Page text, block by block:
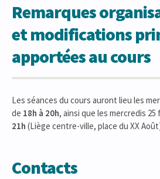
Remarques
et modifications
apportées au cours
Les séances du cours auront lieu les
de 18h à 20h, ainsi que les mercredis
21h (Liège centre-ville, place du XX
Contacts